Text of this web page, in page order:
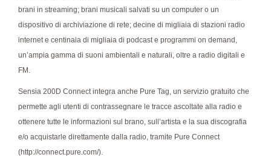
brani in streaming; brani musicali salvati su un computer o un
dispositivo di archiviazione di rete; decine di migliaia di stazioni radio
internet e centinaia di migliaia di podcast e programmi on demand,
un’ampia gamma di suoni ambientali e naturali, oltre a radio digitali e
FM.
Sensia 200D Connect integra anche Pure Tag, un servizio gratuito che
permette agli utenti di contrassegnare le tracce ascoltate alla radio e
ottenere tutte le informazioni sul brano, sull’artista e la sua discografia
e/o acquistarle direttamente dalla radio, tramite Pure Connect
(http://connect.pure.com/).